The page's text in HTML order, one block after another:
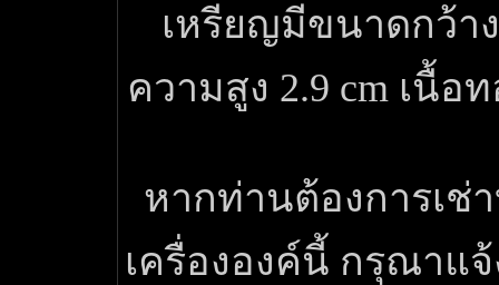
เหรียญมีขนาดกว้าง
ความสูง 2.9 cm เนื้อ
หากท่านต้องการเช่
เครื่ององค์นี้ กรุณาแ